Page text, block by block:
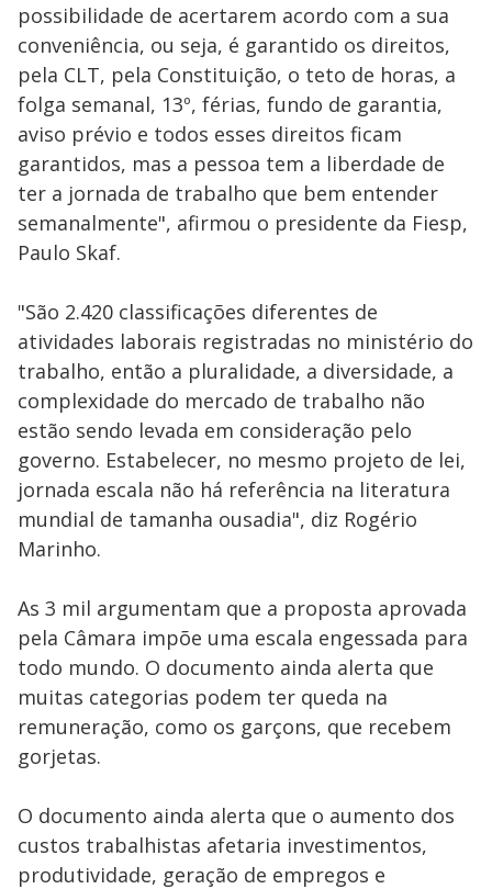
possibilidade de acertarem acordo com a sua
conveniência, ou seja, é garantido os direitos,
pela CLT, pela Constituição, o teto de horas, a
folga semanal, 13º, férias, fundo de garantia,
aviso prévio e todos esses direitos ficam
garantidos, mas a pessoa tem a liberdade de
ter a jornada de trabalho que bem entender
semanalmente", afirmou o presidente da Fiesp,
Paulo Skaf.
"São 2.420 classificações diferentes de
atividades laborais registradas no ministério do
trabalho, então a pluralidade, a diversidade, a
complexidade do mercado de trabalho não
estão sendo levada em consideração pelo
governo. Estabelecer, no mesmo projeto de lei,
jornada escala não há referência na literatura
mundial de tamanha ousadia", diz Rogério
Marinho.
As 3 mil argumentam que a proposta aprovada
pela Câmara impõe uma escala engessada para
todo mundo. O documento ainda alerta que
muitas categorias podem ter queda na
remuneração, como os garçons, que recebem
gorjetas.
O documento ainda alerta que o aumento dos
custos trabalhistas afetaria investimentos,
produtividade, geração de empregos e